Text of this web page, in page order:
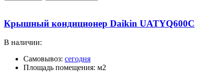
Крышный кондиционер Daikin UATYQ600C
В наличии:
Самовывоз: сегодня
Площадь помещения: м2